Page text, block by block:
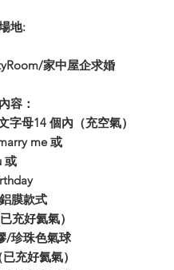
地:
家中屋企求婚
容：
字母14 個內（充空氣）
me 或
或
膜款式
充好氦氣）
/珍珠色氣球
充好氦氣）